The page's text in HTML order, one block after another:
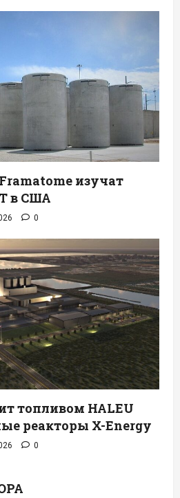
изучат
в США
0
топливом HALEU
реакторы X-Energy
0